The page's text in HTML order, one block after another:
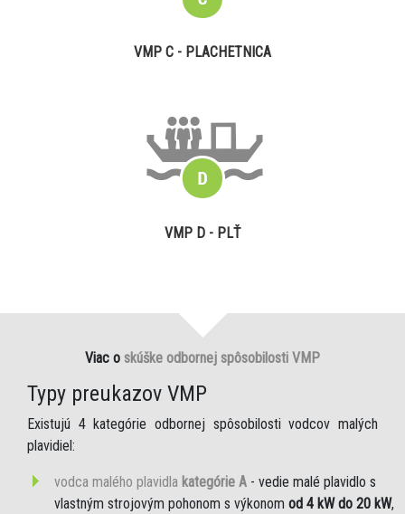
VMP C - PLACHETNICA
VMP D - PLŤ
Viac o skúške odbornej spôsobilosti VMP
Typy preukazov VMP
Existujú 4 kategórie odbornej spôsobilosti vodcov malých
plavidiel:
vodca malého plavidla kategórie A - vedie malé plavidlo s
vlastným strojovým pohonom s výkonom od 4 kW do 20 kW,